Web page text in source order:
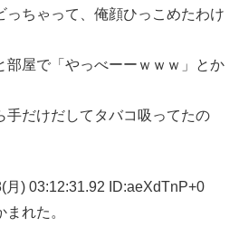
っちゃって、俺顔ひっこめたわけ
部屋で「やっべーーｗｗｗ」とか
手だけだしてタバコ吸ってたの
) 03:12:31.92 ID:aeXdTnP+0
れた。